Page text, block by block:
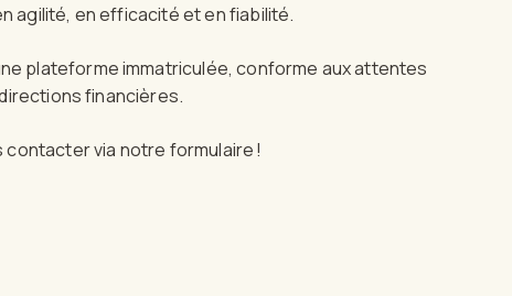
agilité, en efficacité et en fiabilité.
plateforme immatriculée, conforme aux attentes
financières.
contacter via notre formulaire !